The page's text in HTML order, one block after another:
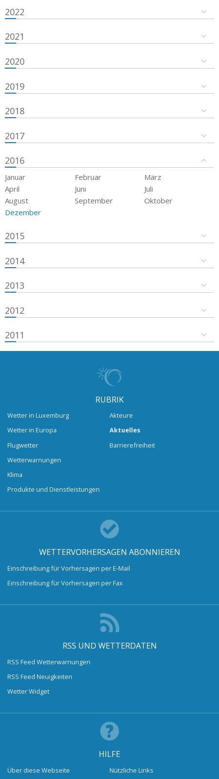
2022
2021
2020
2019
2018
2017
2016
Januar Februar
März
April
Juni
Juli
August
September
Oktober
Dezember
2015
2014
2013
2012
2011
RUBRIK
Wetter in Luxemburg
Wetter in Europa
Flugwetter
Wetterwarnungen
Klima
Produkte und Dienstleistungen
Akteure
Aktuelles
Barrierefreiheit
WETTERVORHERSAGEN ABONNIEREN
Einschreibung für Vorhersagen per E-Mail
Einschreibung für Vorhersagen per Fax
RSS UND WETTERDATEN
RSS Feed Wetterwarnungen
RSS Feed Neuigkeiten
Wetter Widget
HILFE
Über diese Webseite Nützliche Links